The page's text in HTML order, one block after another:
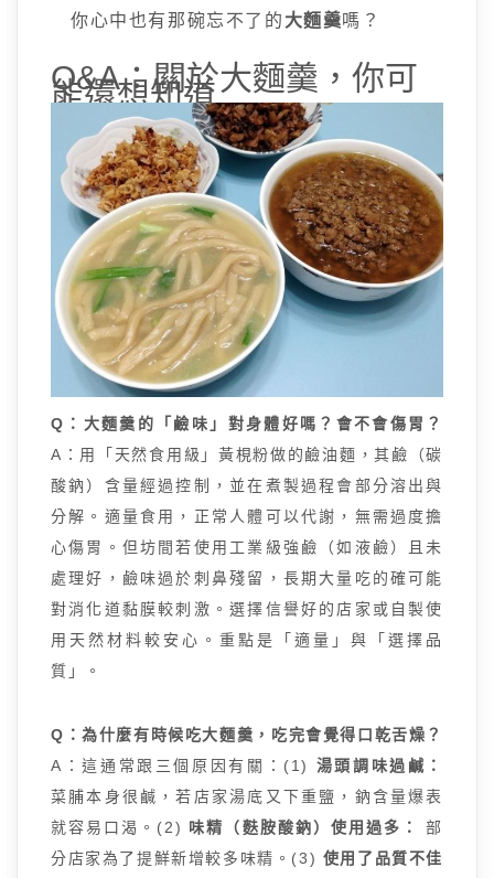
你心中也有那碗忘不了的 大麵羹嗎？
Q&A：關於大麵羹，你可
能還想知道…
Q：大麵羹的「鹼味」對身體好嗎？會不會傷胃？
A：用「天然食用級」黃梘粉做的鹼油麵，其鹼（碳
酸鈉）含量經過控制，並在煮製過程會部分溶出與
分解。適量食用，正常人體可以代謝，無需過度擔
心傷胃。但坊間若使用工業級強鹼（如液鹼）且未
處理好，鹼味過於刺鼻殘留，長期大量吃的確可能
對消化道黏膜較刺激。選擇信譽好的店家或自製使
用天然材料較安心。重點是「適量」與「選擇品
質」。
Q：為什麼有時候吃大麵羹，吃完會覺得口乾舌燥？
A：這通常跟三個原因有關：(1) 湯頭調味過鹹：
菜脯本身很鹹，若店家湯底又下重鹽，鈉含量爆表
就容易口渴。(2) 味精（麩胺酸鈉）使用過多：
部
分店家為了提鮮新增較多味精。(3) 使用了品質不佳